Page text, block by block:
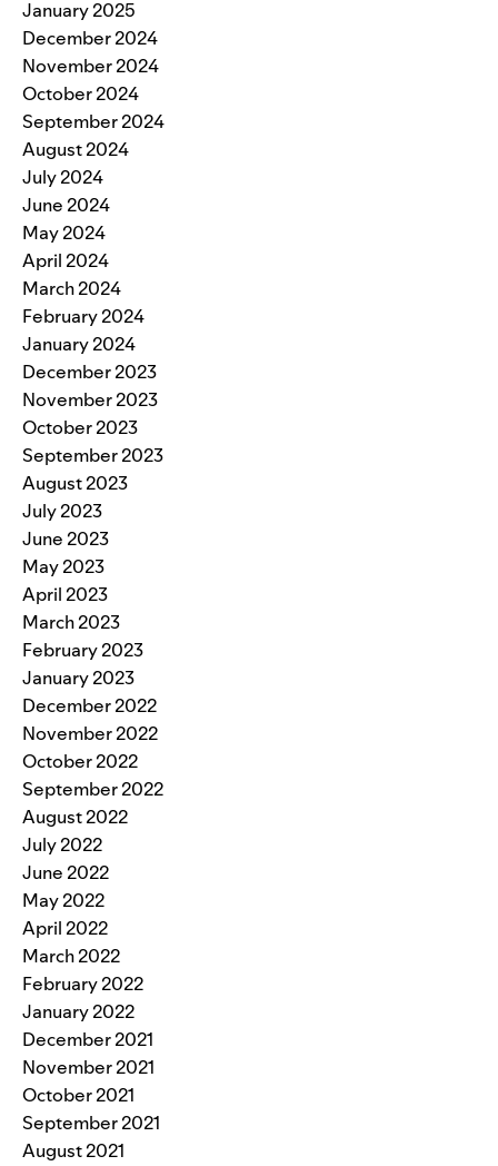
January 2025
December 2024
November 2024
October 2024
September 2024
August 2024
July 2024
June 2024
May 2024
April 2024
March 2024
February 2024
January 2024
December 2023
November 2023
October 2023
September 2023
August 2023
July 2023
June 2023
May 2023
April 2023
March 2023
February 2023
January 2023
December 2022
November 2022
October 2022
September 2022
August 2022
July 2022
June 2022
May 2022
April 2022
March 2022
February 2022
January 2022
December 2021
November 2021
October 2021
September 2021
August 2021